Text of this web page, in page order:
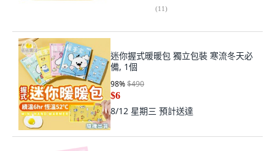
(11)
迷你握式暖暖包 獨立包裝 寒流冬天必
備, 1個
98%$490
$6
8/12 星期三 預計送達